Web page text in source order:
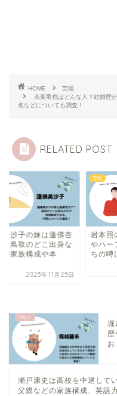
HOME
芸能
若葉竜也はどんな人？結婚歴
名などについても調査！
RELATED POST
照の病気は何？学歴
ーフ、実家がお金持
噂についても調査！
芸能
鈴鹿央
こ？高
の職業
堀
歴
お
瀬戸康史は高校を中退して
父親などの家族構成、英語